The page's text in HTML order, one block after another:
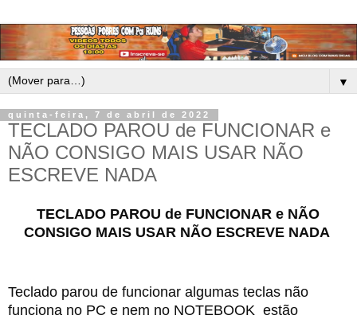
▼
quinta-feira, 7 de abril de 2022
TECLADO PAROU de FUNCIONAR e
NÃO CONSIGO MAIS USAR NÃO
ESCREVE NADA
TECLADO PAROU de FUNCIONAR e NÃO
CONSIGO MAIS USAR NÃO ESCREVE NADA
Teclado parou de funcionar algumas teclas não
funciona no PC e nem no NOTEBOOK  estão